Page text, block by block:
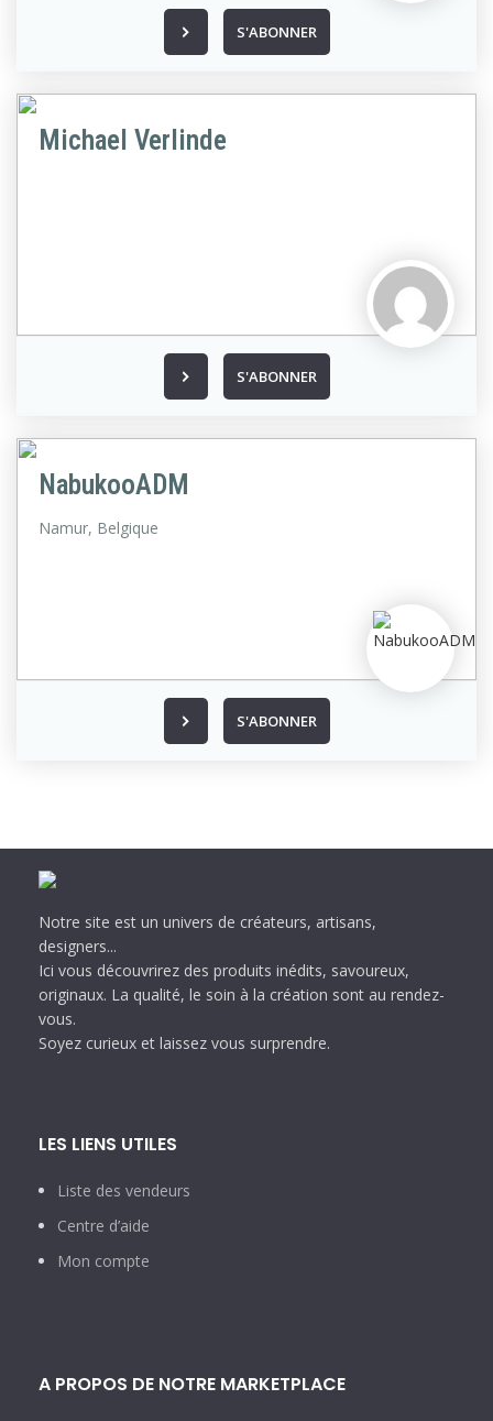
S'ABONNER
Michael Verlinde
S'ABONNER
NabukooADM
Namur, Belgique
S'ABONNER
Notre site est un univers de créateurs, artisans,
designers...
Ici vous découvrirez des produits inédits, savoureux,
originaux. La qualité, le soin à la création sont au rendez-
vous.
Soyez curieux et laissez vous surprendre.
LES LIENS UTILES
Liste des vendeurs
Centre d’aide
Mon compte
A PROPOS DE NOTRE MARKETPLACE